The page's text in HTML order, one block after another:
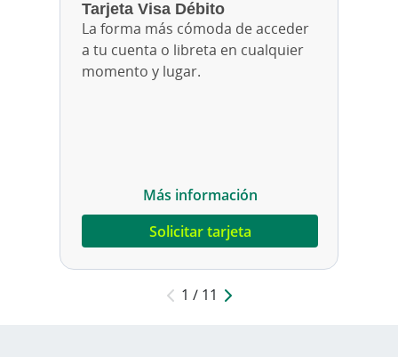
Eligiendo la cantidad cada mes
Seleccionar método de pago: Eligiendo la cantidad
Tarjeta Visa Débito
La forma más cómoda de acceder
a tu cuenta o libreta en cualquier
momento y lugar.
Más información
Solicitar tarjeta
1 / 11